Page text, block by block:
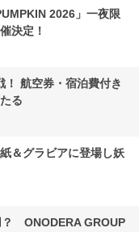
2026」一夜限
決定！
航空券・宿泊費付き
る
＆グラビアに登場し妖
？ ONODERA GROUP